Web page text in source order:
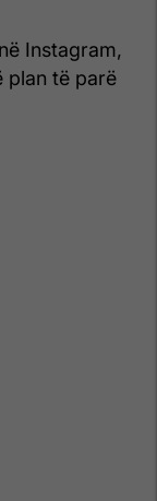
Instagram,
plan të parë